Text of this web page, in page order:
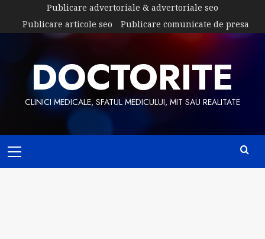
content
Publicare advertoriale & advertoriale seo
Publicare articole seo
Publicare comunicate de presa
DOCTORITE
CLINICI MEDICALE, SFATUL MEDICULUI, MIT SAU REALITATE
Menu